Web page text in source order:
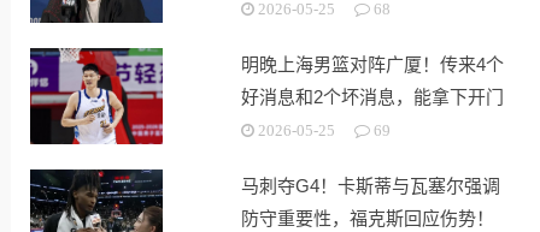
2026-05-25 68
明晚上海男篮对阵广厦！传来4个
好消息和2个坏消息，能拿下开门
红2026-05-25 69
马刺夺G4！卡斯蒂与瓦塞尔强调
防守重要性，福克斯回应伤势！